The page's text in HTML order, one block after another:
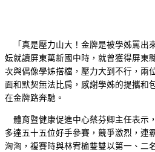
「真是壓力山大！金牌是被學姊罵出
妘就讀屏東萬新國中時，就曾獲得屏東
次與偶像學姊搭檔，壓力大到不行，兩
面和默契無法比肩，感謝學姊的提攜和
在金牌路奔馳。
體育暨健康促進中心蔡芬卿主任表示
多達五十五位好手參賽，競爭激烈，連
洶洶，複賽時與林宥榆雙雙以第一、二